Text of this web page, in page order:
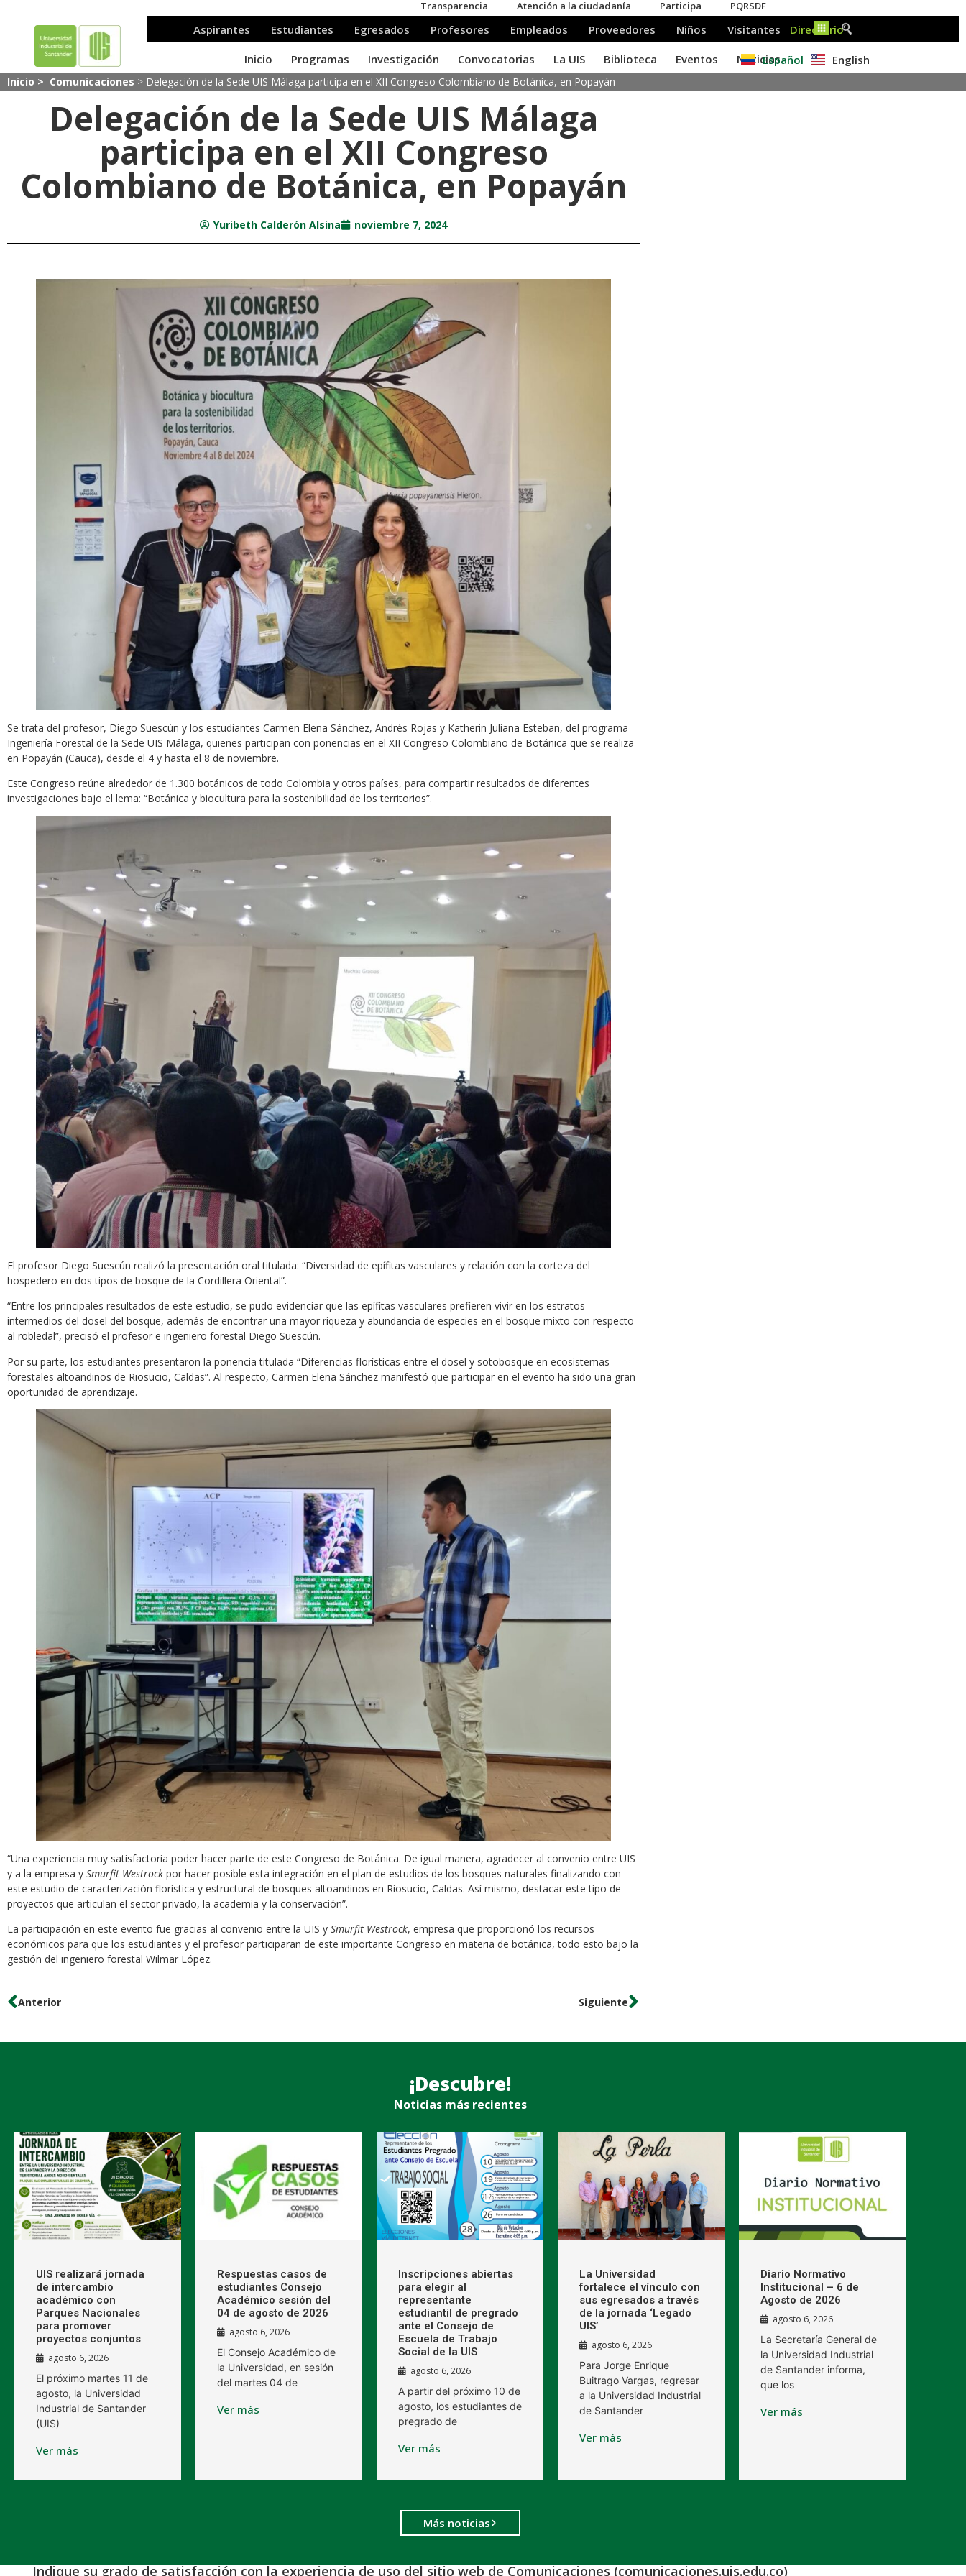
Español English
Inicio > Comunicaciones > Delegación de la Sede UIS Málaga participa en el XII Congreso Colombiano de Botánica, en Popayán
Delegación de la Sede UIS Málaga
participa en el XII Congreso
Colombiano de Botánica, en Popayán
Yuribeth Calderón Alsina noviembre 7, 2024
Se trata del profesor, Diego Suescún y los estudiantes Carmen Elena Sánchez, Andrés Rojas y Katherin Juliana Esteban, del programa
Ingeniería Forestal de la Sede UIS Málaga, quienes participan con ponencias en el XII Congreso Colombiano de Botánica que se realiza
en Popayán (Cauca), desde el 4 y hasta el 8 de noviembre.
Este Congreso reúne alrededor de 1.300 botánicos de todo Colombia y otros países, para compartir resultados de diferentes
investigaciones bajo el lema: “Botánica y biocultura para la sostenibilidad de los territorios”.
El profesor Diego Suescún realizó la presentación oral titulada: “Diversidad de epífitas vasculares y relación con la corteza del
hospedero en dos tipos de bosque de la Cordillera Oriental”.
“Entre los principales resultados de este estudio, se pudo evidenciar que las epífitas vasculares prefieren vivir en los estratos
intermedios del dosel del bosque, además de encontrar una mayor riqueza y abundancia de especies en el bosque mixto con respecto
al robledal”, precisó el profesor e ingeniero forestal Diego Suescún.
Por su parte, los estudiantes presentaron la ponencia titulada “Diferencias florísticas entre el dosel y sotobosque en ecosistemas
forestales altoandinos de Riosucio, Caldas”. Al respecto, Carmen Elena Sánchez manifestó que participar en el evento ha sido una gran
oportunidad de aprendizaje.
“Una experiencia muy satisfactoria poder hacer parte de este Congreso de Botánica. De igual manera, agradecer al convenio entre UIS
y a la empresa y Smurfit Westrock por hacer posible esta integración en el plan de estudios de los bosques naturales finalizando con
este estudio de caracterización florística y estructural de bosques altoandinos en Riosucio, Caldas. Así mismo, destacar este tipo de
proyectos que articulan el sector privado, la academia y la conservación”.
La participación en este evento fue gracias al convenio entre la UIS y Smurfit Westrock, empresa que proporcionó los recursos
económicos para que los estudiantes y el profesor participaran de este importante Congreso en materia de botánica, todo esto bajo la
gestión del ingeniero forestal Wilmar López.
Anterior Siguiente
¡Descubre!
Noticias más recientes
UIS realizará jornada
de intercambio
académico con
Parques Nacionales
para promover
proyectos conjuntos
agosto 6, 2026
El próximo martes 11 de
agosto, la Universidad
Industrial de Santander
(UIS)
Ver más
Respuestas casos de
estudiantes Consejo
Académico sesión del
04 de agosto de 2026
agosto 6, 2026
El Consejo Académico de
la Universidad, en sesión
del martes 04 de
Ver más
Inscripciones abiertas
para elegir al
representante
estudiantil de pregrado
ante el Consejo de
Escuela de Trabajo
Social de la UIS
agosto 6, 2026
A partir del próximo 10 de
agosto, los estudiantes de
pregrado de
Ver más
La Universidad
fortalece el vínculo con
sus egresados a través
de la jornada ‘Legado
UIS’
agosto 6, 2026
Para Jorge Enrique
Buitrago Vargas, regresar
a la Universidad Industrial
de Santander
Ver más
Diario Normativo
Institucional – 6 de
Agosto de 2026
agosto 6, 2026
La Secretaría General de
la Universidad Industrial
de Santander informa,
que los
Ver más
Más noticias
Indique su grado de satisfacción con la experiencia de uso del sitio web de Comunicaciones (comunicaciones.uis.edu.co)